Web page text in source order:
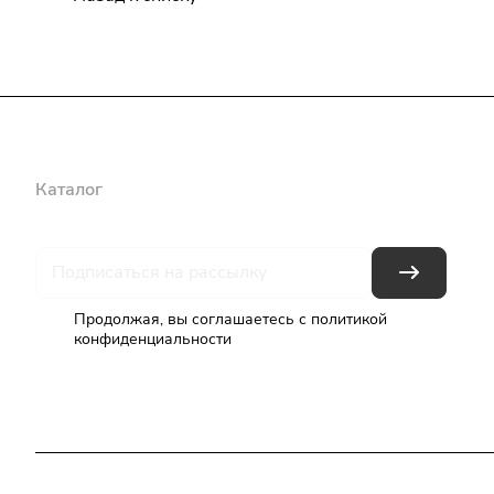
Каталог
Продолжая, вы соглашаетесь с политикой
конфиденциальности